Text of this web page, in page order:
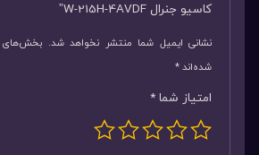
کاسیو جنرال W-215H-4AVDF”
نشانی ایمیل شما منتشر نخواهد شد. بخش‌های
شده‌اند*
امتیاز شما *